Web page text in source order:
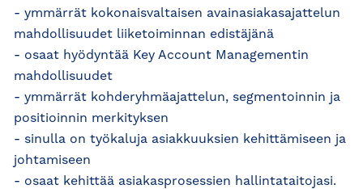
- ymmärrät kokonaisvaltaisen avainasiakasajattelun
mahdollisuudet liiketoiminnan edistäjänä
- osaat hyödyntää Key Account Managementin
mahdollisuudet
- ymmärrät kohderyhmäajattelun, segmentoinnin ja
positioinnin merkityksen
- sinulla on työkaluja asiakkuuksien kehittämiseen ja
johtamiseen
- osaat kehittää asiakasprosessien hallintataitojasi.